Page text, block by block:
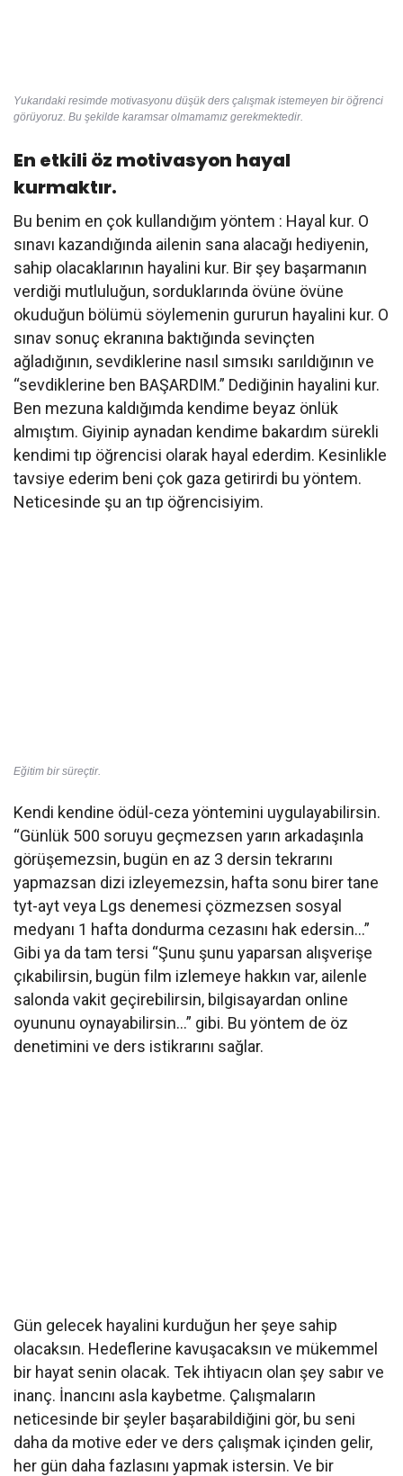
Yukarıdaki resimde motivasyonu düşük ders çalışmak istemeyen bir öğrenci
görüyoruz. Bu şekilde karamsar olmamamız gerekmektedir.
En etkili öz motivasyon hayal
kurmaktır.
Bu benim en çok kullandığım yöntem : Hayal kur. O
sınavı kazandığında ailenin sana alacağı hediyenin,
sahip olacaklarının hayalini kur. Bir şey başarmanın
verdiği mutluluğun, sorduklarında övüne övüne
okuduğun bölümü söylemenin gururun hayalini kur. O
sınav sonuç ekranına baktığında sevinçten
ağladığının, sevdiklerine nasıl sımsıkı sarıldığının ve
“sevdiklerine ben BAŞARDIM.” Dediğinin hayalini kur.
Ben mezuna kaldığımda kendime beyaz önlük
almıştım. Giyinip aynadan kendime bakardım sürekli
kendimi tıp öğrencisi olarak hayal ederdim. Kesinlikle
tavsiye ederim beni çok gaza getirirdi bu yöntem.
Neticesinde şu an tıp öğrencisiyim.
Eğitim bir süreçtir.
Kendi kendine ödül-ceza yöntemini uygulayabilirsin.
“Günlük 500 soruyu geçmezsen yarın arkadaşınla
görüşemezsin, bugün en az 3 dersin tekrarını
yapmazsan dizi izleyemezsin, hafta sonu birer tane
tyt-ayt veya Lgs denemesi çözmezsen sosyal
medyanı 1 hafta dondurma cezasını hak edersin…”
Gibi ya da tam tersi “Şunu şunu yaparsan alışverişe
çıkabilirsin, bugün film izlemeye hakkın var, ailenle
salonda vakit geçirebilirsin, bilgisayardan online
oyununu oynayabilirsin…” gibi. Bu yöntem de öz
denetimini ve ders istikrarını sağlar.
Gün gelecek hayalini kurduğun her şeye sahip
olacaksın. Hedeflerine kavuşacaksın ve mükemmel
bir hayat senin olacak. Tek ihtiyacın olan şey sabır ve
inanç. İnancını asla kaybetme. Çalışmaların
neticesinde bir şeyler başarabildiğini gör, bu seni
daha da motive eder ve ders çalışmak içinden gelir,
her gün daha fazlasını yapmak istersin. Ve bir